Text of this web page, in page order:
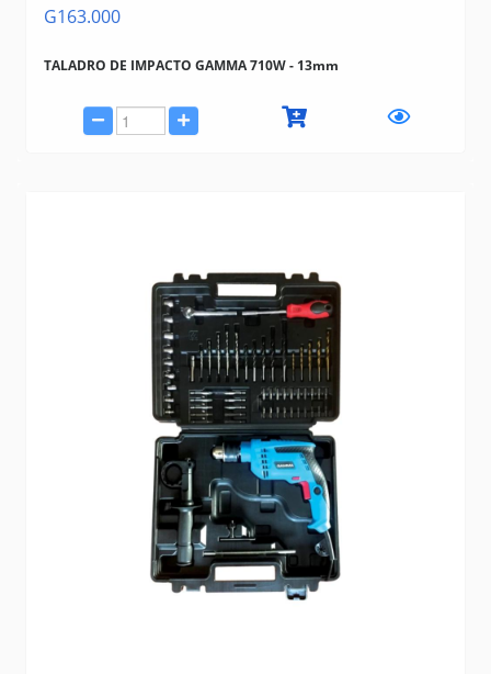
G163.000
TALADRO DE IMPACTO GAMMA 710W - 13mm